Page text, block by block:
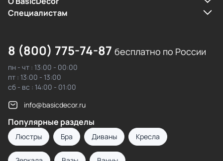
Cпециалистам
8 (800) 775-74-87 бесплатно по России
пн - чт : 13:00 - 00:00
пт : 13:00 - 13:00
сб - вс : 14:00 - 01:00
info@basicdecor.ru
Популярные разделы
Люстры Бра Диваны Кресла